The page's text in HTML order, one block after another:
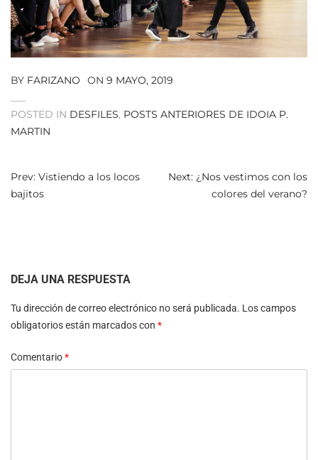
BY FARIZANO ON 9 MAYO, 2019
POSTED IN DESFILES, POSTS ANTERIORES DE IDOIA P.
MARTIN
NAVEGACIÓN
DE
Prev: Vistiendo a los locos
bajitos
Next: ¿Nos vestimos con los
colores del verano?
DEJA UNA RESPUESTA
Tu dirección de correo electrónico no será publicada. Los campos
obligatorios están marcados con *
Comentario*